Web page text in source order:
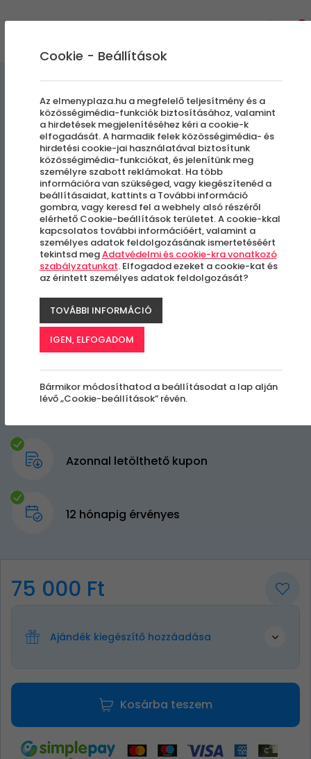
Élménylövészet | Mr. és Mrs.
Smith Csomag 2 fő részére
Budakeszi és Budaörs között
Azonnal letölthető kupon
12 hónapig érvényes
75 000 Ft
Ajándék kiegészítő hozzáadása
Kosárba teszem
Cookie - Beállítások
Az elmenyplaza.hu a megfelelő teljesítmény és a
közösségimédia-funkciók biztosításához, valamint
a hirdetések megjelenítéséhez kéri a cookie-k
elfogadását. A harmadik felek közösségimédia- és
hirdetési cookie-jai használatával biztosítunk
közösségimédia-funkciókat, és jelenítünk meg
személyre szabott reklámokat. Ha több
információra van szükséged, vagy kiegészítenéd a
beállításaidat, kattints a További információ
gombra, vagy keresd fel a webhely alsó részéről
elérhető Cookie-beállítások területet. A cookie-kkal
kapcsolatos további információért, valamint a
személyes adatok feldolgozásának ismertetéséért
tekintsd megAdatvédelmi és cookie-kra vonatkozó
szabályzatunkat. Elfogadod ezeket a cookie-kat és
az érintett személyes adatok feldolgozását?
TOVÁBBI INFORMÁCIÓ
IGEN, ELFOGADOM
Bármikor módosíthatod a beállításodat a lap alján
lévő „Cookie-beállítások” révén.